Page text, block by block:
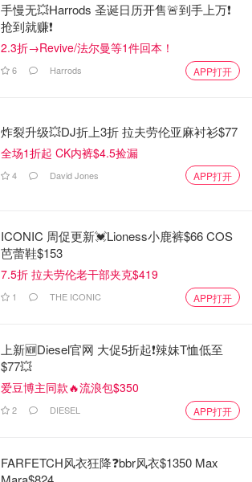
手慢无💥Harrods 圣诞日历开售🚨到手上万❗️
抢到就赚❗️
2.3折→Revive/法尔曼等1件回本！
6 Harrods APP打开
炸裂升级💥DJ折上3折 拉夫劳伦亚麻衬衫$77
全场1折起 CK内裤$4.5捡漏
4 David Jones APP打开
ICONIC 周促更新💓Lioness小鹿裤$66 COS
芭蕾鞋$153
7.5折 拉夫劳伦老干部夹克$419
1 THE ICONIC APP打开
上新🆕Diesel官网 大促5折起❗️辣妹T恤低至
$77💥
爱豆博主同款🔥流浪包$350
2 DIESEL APP打开
FARFETCH风衣狂降❓bbr风衣$1350 Max